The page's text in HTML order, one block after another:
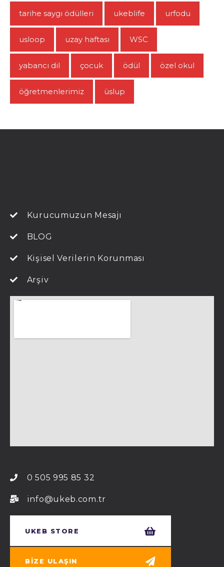
tarihe saygı ödülleri ukeblife urfodu
usloop uzay haftası WSC
yabancı dil çocuk ödül özel okul
öğretmenlerimiz üslup
Kurucumuzun Mesajı
BLOG
Kişisel Verilerin Korunması
Arşiv
0 505 995 85 32
info@ukeb.com.tr
UKEB STORE
BIZE ULAŞIN